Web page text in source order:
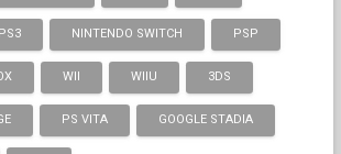
PS3 NINTENDO SWITCH PSP
WII WIIU 3DS
PS VITA GOOGLE STADIA